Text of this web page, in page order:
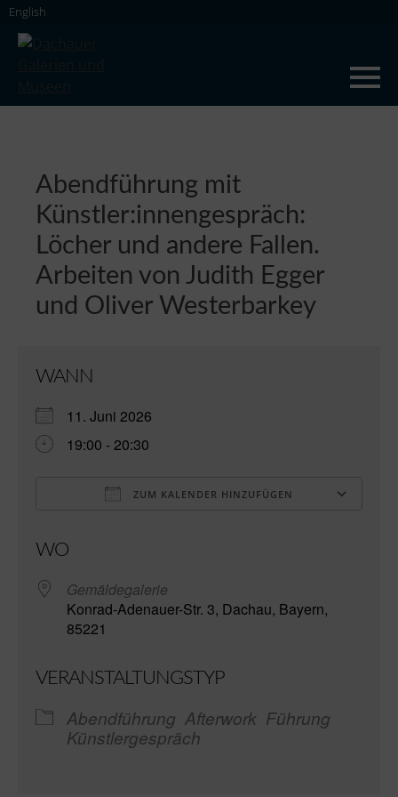
Skip
content
English
Abendführung mit
Künstler:innengespräch:
Löcher und andere Fallen.
Arbeiten von Judith Egger
und Oliver Westerbarkey
WANN
11. Juni 2026
19:00 - 20:30
ZUM KALENDER HINZUFÜGEN
WO
Gemäldegalerie
Konrad-Adenauer-Str. 3, Dachau, Bayern,
85221
VERANSTALTUNGSTYP
Abendführung Afterwork Führung
Künstlergespräch